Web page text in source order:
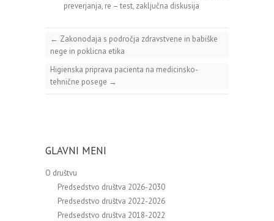
preverjanja, re – test, zaključna diskusija
← Zakonodaja s področja zdravstvene in babiške
nege in poklicna etika
Higienska priprava pacienta na medicinsko-
tehnične posege →
GLAVNI MENI
O društvu
Predsedstvo društva 2026-2030
Predsedstvo društva 2022-2026
Predsedstvo društva 2018-2022